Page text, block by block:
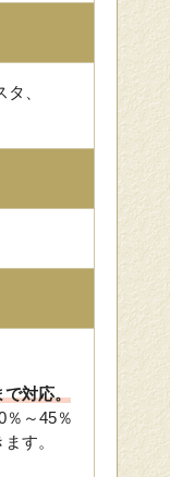
、
で対応。
％～45％
す。